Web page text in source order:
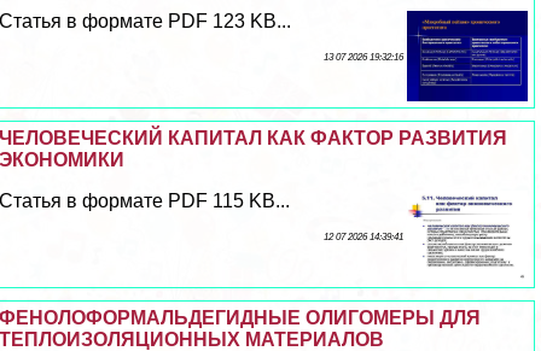
Статья в формате PDF 123 KB...
13 07 2026 19:32:16
ЧЕЛОВЕЧЕСКИЙ КАПИТАЛ КАК ФАКТОР РАЗВИТИЯ
ЭКОНОМИКИ
Статья в формате PDF 115 KB...
12 07 2026 14:39:41
ФЕНОЛОФОРМАЛЬДЕГИДНЫЕ ОЛИГОМЕРЫ ДЛЯ
ТЕПЛОИЗОЛЯЦИОННЫХ МАТЕРИАЛОВ